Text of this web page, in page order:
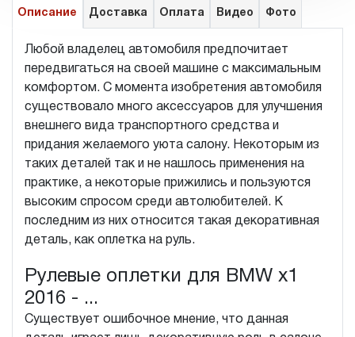
Описание Доставка Оплата Видео Фото
Любой владелец автомобиля предпочитает
передвигаться на своей машине с максимальным
комфортом. С момента изобретения автомобиля
существовало много аксессуаров для улучшения
внешнего вида транспортного средства и
придания желаемого уюта салону. Некоторым из
таких деталей так и не нашлось применения на
практике, а некоторые прижились и пользуются
высоким спросом среди автолюбителей. К
последним из них относится такая декоративная
деталь, как оплетка на руль.
Рулевые оплетки для BMW x1
2016 - ...
Существует ошибочное мнение, что данная